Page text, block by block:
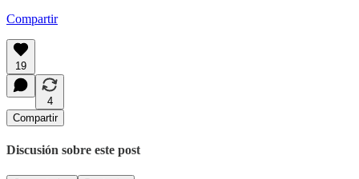
Compartir
19
4
Compartir
Discusión sobre este post